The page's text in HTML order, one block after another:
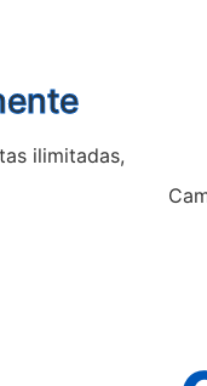
ilimitadas,